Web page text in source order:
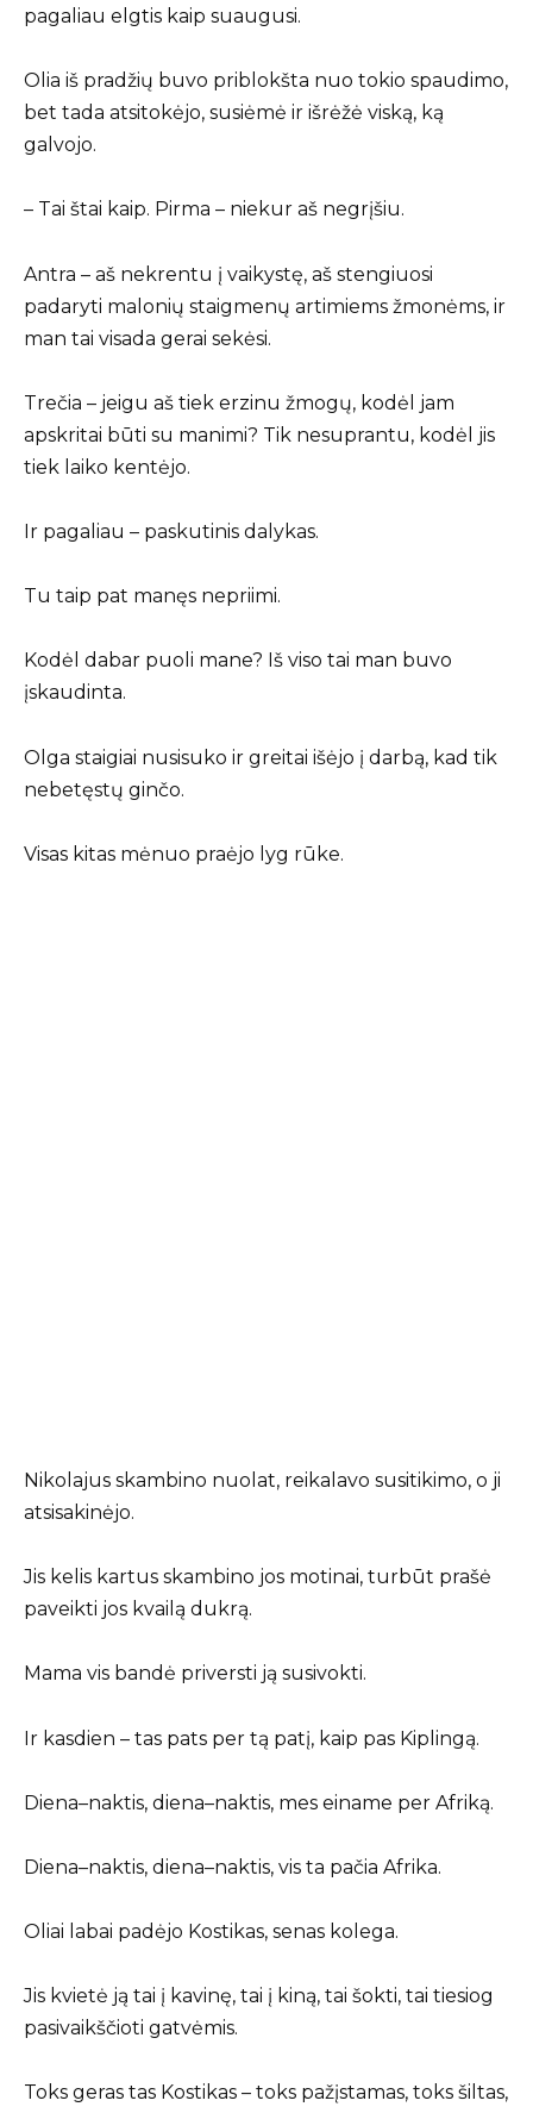
pagaliau elgtis kaip suaugusi.
Olia iš pradžių buvo priblokšta nuo tokio spaudimo,
bet tada atsitokėjo, susiėmė ir išrėžė viską, ką
galvojo.
– Tai štai kaip. Pirma – niekur aš negrįšiu.
Antra – aš nekrentu į vaikystę, aš stengiuosi
padaryti malonių staigmenų artimiems žmonėms, ir
man tai visada gerai sekėsi.
Trečia – jeigu aš tiek erzinu žmogų, kodėl jam
apskritai būti su manimi? Tik nesuprantu, kodėl jis
tiek laiko kentėjo.
Ir pagaliau – paskutinis dalykas.
Tu taip pat manęs nepriimi.
Kodėl dabar puoli mane? Iš viso tai man buvo
įskaudinta.
Olga staigiai nusisuko ir greitai išėjo į darbą, kad tik
nebetęstų ginčo.
Visas kitas mėnuo praėjo lyg rūke.
Nikolajus skambino nuolat, reikalavo susitikimo, o ji
atsisakinėjo.
Jis kelis kartus skambino jos motinai, turbūt prašė
paveikti jos kvailą dukrą.
Mama vis bandė priversti ją susivokti.
Ir kasdien – tas pats per tą patį, kaip pas Kiplingą.
Diena–naktis, diena–naktis, mes einame per Afriką.
Diena–naktis, diena–naktis, vis ta pačia Afrika.
Oliai labai padėjo Kostikas, senas kolega.
Jis kvietė ją tai į kavinę, tai į kiną, tai šokti, tai tiesiog
pasivaikščioti gatvėmis.
Toks geras tas Kostikas – toks pažįstamas, toks šiltas,